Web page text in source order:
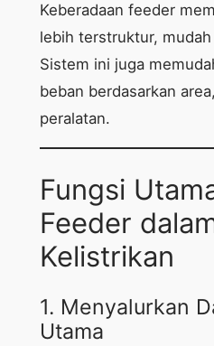
Keberadaan feeder
lebih terstruktur,
Sistem ini juga
beban berdasarkan
peralatan.
Fungsi
Feeder
Kelistrikan
1. Menyalurkan
Utama